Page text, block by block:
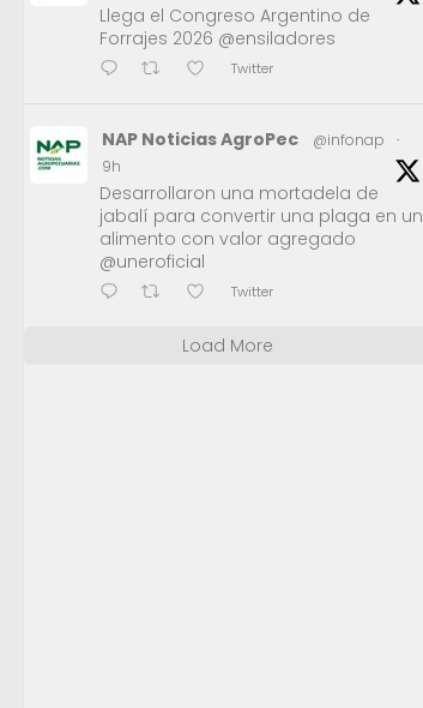
Llega el Congreso Argentino de
Forrajes 2026 @ensiladores
Twitter
NAP Noticias AgroPec @infonap
·
9h
Desarrollaron una mortadela de
jabalí para convertir una plaga en un
alimento con valor agregado
@uneroficial
Twitter
Load More